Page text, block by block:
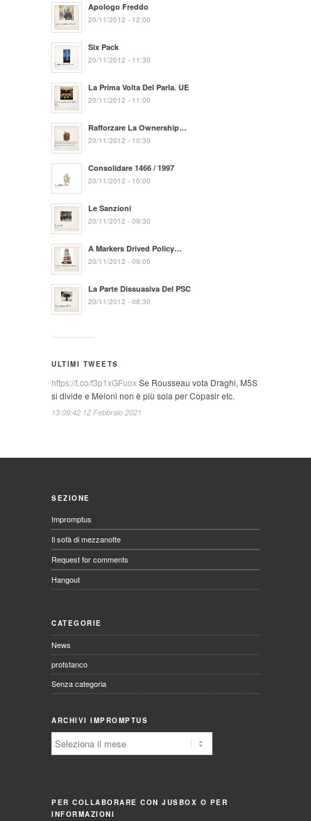
Apologo Freddo
20/11/2012 - 12:00
Six Pack
20/11/2012 - 11:30
La Prima Volta Del Parla. UE
20/11/2012 - 11:00
Rafforzare La Ownership…
20/11/2012 - 10:30
Consolidare 1466 / 1997
20/11/2012 - 10:00
Le Sanzioni
20/11/2012 - 09:30
A Markers Drived Policy…
20/11/2012 - 09:00
La Parte Dissuasiva Del PSC
20/11/2012 - 08:30
ULTIMI TWEETS
https://t.co/f3p1xGFuoxSe Rousseau vota Draghi, M5S
si divide e Meloni non è più sola per Copasir etc.
13:09:42 12 Febbraio 2021
SEZIONE
Impromptus
Il sofà di mezzanotte
Request for comments
Hangout
CATEGORIE
News
profstanco
Senza categoria
ARCHIVI IMPROMPTUS
Archivi
Impromptus
PER COLLABORARE CON JUSBOX O PER
INFORMAZIONI